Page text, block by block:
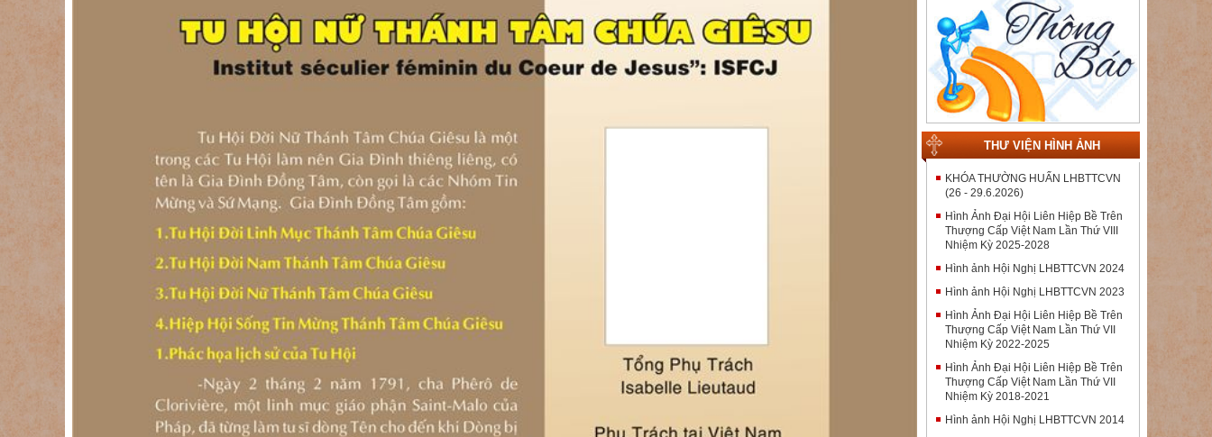
THƯ VIỆN HÌNH ẢNH
KHÓA THƯỜNG HUẤN LHBTTCVN
(26 - 29.6.2026)
Hình Ảnh Đại Hội Liên Hiệp Bề Trên
Thượng Cấp Việt Nam Lần Thứ VIII
Nhiệm Kỳ 2025-2028
Hình ảnh Hội Nghị LHBTTCVN 2024
Hình ảnh Hội Nghị LHBTTCVN 2023
Hình Ảnh Đại Hội Liên Hiệp Bề Trên
Thượng Cấp Việt Nam Lần Thứ VII
Nhiệm Kỳ 2022-2025
Hình Ảnh Đại Hội Liên Hiệp Bề Trên
Thượng Cấp Việt Nam Lần Thứ VII
Nhiệm Kỳ 2018-2021
Hình ảnh Hội Nghị LHBTTCVN 2014